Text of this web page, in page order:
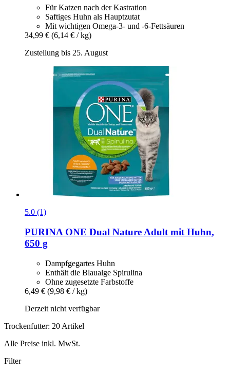
Für Katzen nach der Kastration
Saftiges Huhn als Hauptzutat
Mit wichtigen Omega-3- und -6-Fettsäuren
34,99 € (6,14 € / kg)
Zustellung bis 25. August
5.0 (1)
PURINA ONE Dual Nature Adult mit Huhn,
650 g
Dampfgegartes Huhn
Enthält die Blaualge Spirulina
Ohne zugesetzte Farbstoffe
6,49 € (9,98 € / kg)
Derzeit nicht verfügbar
Trockenfutter: 20 Artikel
Alle Preise inkl. MwSt.
Filter